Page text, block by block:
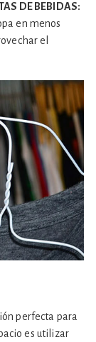
DE BEBIDAS:
en menos
el
perfecta para
es utilizar